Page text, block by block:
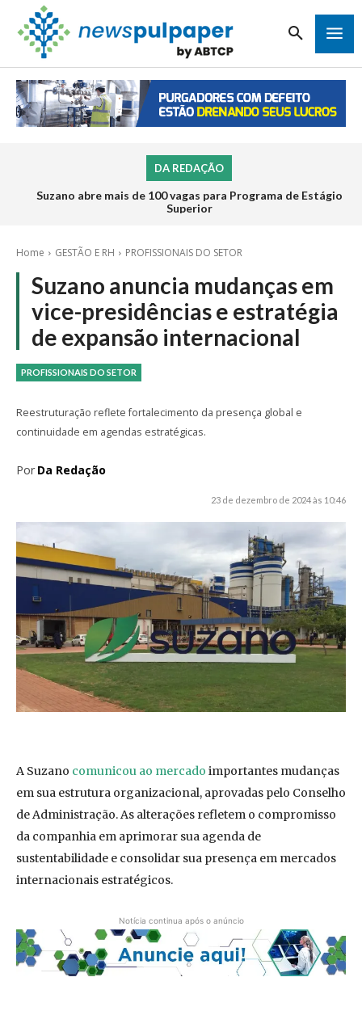
DA REDAÇÃO
Suzano abre mais de 100 vagas para Programa de Estágio
Superior
Home GESTÃO E RH PROFISSIONAIS DO SETOR
Suzano anuncia mudanças em
vice-presidências e estratégia
de expansão internacional
PROFISSIONAIS DO SETOR
Reestruturação reflete fortalecimento da presença global e
continuidade em agendas estratégicas.
Por Da Redação
23 de dezembro de 2024 às 10:46
A Suzano comunicou ao mercado importantes mudanças
em sua estrutura organizacional, aprovadas pelo Conselho
de Administração. As alterações refletem o compromisso
da companhia em aprimorar sua agenda de
sustentabilidade e consolidar sua presença em mercados
internacionais estratégicos.
Notícia continua após o anúncio